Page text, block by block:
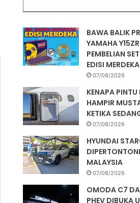
BAWA BALIK
YAMAHA
PEMBELIAN
EDISI
07/08/2026
KENAPA PINTU
HAMPIR
KETIKA
07/08/2026
HYUNDAI
MALAYSIA
07/08/2026
OMODA C7
PHEV DIBUKA